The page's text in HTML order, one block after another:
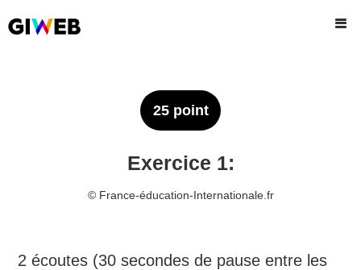
25 point
Exercice 1:
©️ France-éducation-Internationale.fr
2 écoutes (30 secondes de pause entre les